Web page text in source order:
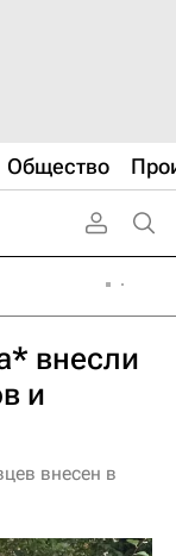
Общество
внесли
и
внесен в